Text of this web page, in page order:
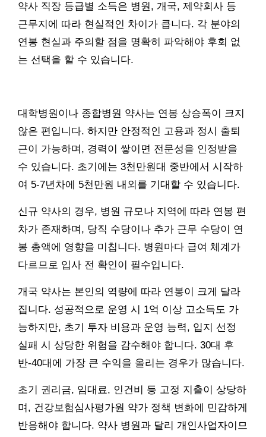
약사 직장 등급별 소득은 병원, 개국, 제약회사 등
근무지에 따라 현실적인 차이가 큽니다. 각 분야의
연봉 현실과 주의할 점을 명확히 파악해야 후회 없
는 선택을 할 수 있습니다.
대학병원이나 종합병원 약사는 연봉 상승폭이 크지
않은 편입니다. 하지만 안정적인 고용과 정시 출퇴
근이 가능하며, 경력이 쌓이면 전문성을 인정받을
수 있습니다. 초기에는 3천만원대 중반에서 시작하
여 5-7년차에 5천만원 내외를 기대할 수 있습니다.
신규 약사의 경우, 병원 규모나 지역에 따라 연봉 편
차가 존재하며, 당직 수당이나 추가 근무 수당이 연
봉 총액에 영향을 미칩니다. 병원마다 급여 체계가
다르므로 입사 전 확인이 필수입니다.
개국 약사는 본인의 역량에 따라 연봉이 크게 달라
집니다. 성공적으로 운영 시 1억 이상 고소득도 가
능하지만, 초기 투자 비용과 운영 능력, 입지 선정
실패 시 상당한 위험을 감수해야 합니다. 30대 후
반-40대에 가장 큰 수익을 올리는 경우가 많습니다.
초기 권리금, 임대료, 인건비 등 고정 지출이 상당하
며, 건강보험심사평가원 약가 정책 변화에 민감하게
반응해야 합니다. 약사 병원과 달리 개인사업자이므